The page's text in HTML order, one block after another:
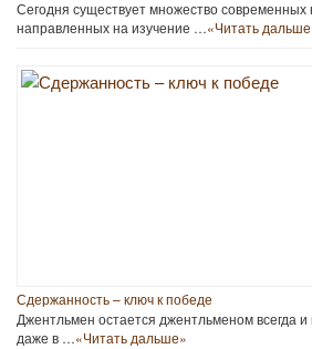
Сегодня существует множество современных
направленных на изучение …«Читать
Сдержанность – ключ к победе
Джентльмен остается джентльменом всегда
даже в …«Читать дальше»